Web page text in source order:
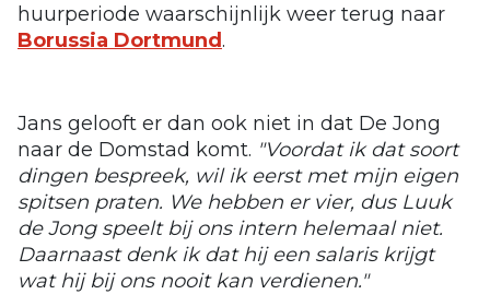
huurperiode waarschijnlijk weer terug naar
Borussia Dortmund.
Jans gelooft er dan ook niet in dat De Jong
naar de Domstad komt. "Voordat ik dat soort
dingen bespreek, wil ik eerst met mijn eigen
spitsen praten. We hebben er vier, dus Luuk
de Jong speelt bij ons intern helemaal niet.
Daarnaast denk ik dat hij een salaris krijgt
wat hij bij ons nooit kan verdienen."